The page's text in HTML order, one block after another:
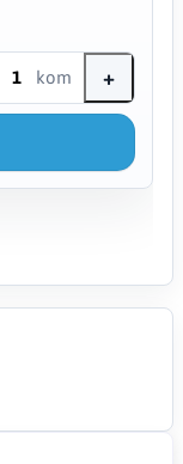
kom +